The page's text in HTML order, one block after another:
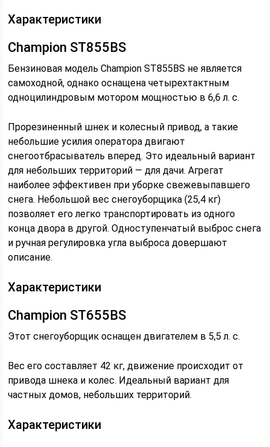
Характеристики
Champion ST855BS
Бензиновая модель Champion ST855BS не является
самоходной, однако оснащена четырехтактным
одноцилиндровым мотором мощностью в 6,6 л. с.
Прорезиненный шнек и колесный привод, а такие
небольшие усилия оператора двигают
снегоотбрасыватель вперед. Это идеальный вариант
для небольших территорий — для дачи. Агрегат
наиболее эффективен при уборке свежевыпавшего
снега. Небольшой вес снегоуборщика (25,4 кг)
позволяет его легко транспортировать из одного
конца двора в другой. Одноступенчатый выброс снега
и ручная регулировка угла выброса довершают
описание.
Характеристики
Champion ST655BS
Этот снегоуборщик оснащен двигателем в 5,5 л. с.
Вес его составляет 42 кг, движение происходит от
привода шнека и колес. Идеальный вариант для
частных домов, небольших территорий.
Характеристики